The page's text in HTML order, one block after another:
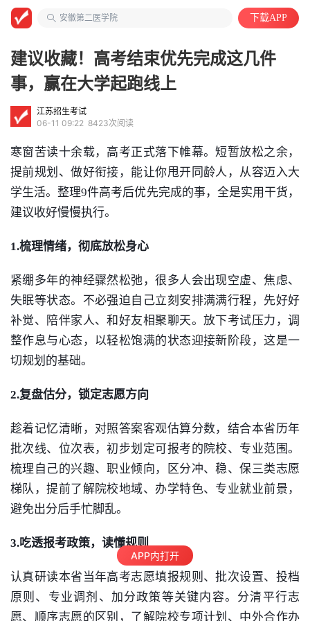
安徽第二医学院
下载APP
建议收藏！高考结束优先完成这几件
事，赢在大学起跑线上
江苏招生考试
06-11 09:22 8423次阅读
寒窗苦读十余载，高考正式落下帷幕。短暂放松之余，
提前规划、做好衔接，能让你甩开同龄人，从容迈入大
学生活。整理9件高考后优先完成的事，全是实用干货，
建议收好慢慢执行。
1.梳理情绪，彻底放松身心
紧绷多年的神经骤然松弛，很多人会出现空虚、焦虑、
失眠等状态。不必强迫自己立刻安排满满行程，先好好
补觉、陪伴家人、和好友相聚聊天。放下考试压力，调
整作息与心态，以轻松饱满的状态迎接新阶段，这是一
切规划的基础。
2.复盘估分，锁定志愿方向
趁着记忆清晰，对照答案客观估算分数，结合本省历年
批次线、位次表，初步划定可报考的院校、专业范围。
梳理自己的兴趣、职业倾向，区分冲、稳、保三类志愿
梯队，提前了解院校地域、办学特色、专业就业前景，
避免出分后手忙脚乱。
3.吃透报考政策，读懂规则
认真研读本省当年高考志愿填报规则、批次设置、投档
原则、专业调剂、加分政策等关键内容。分清平行志
愿、顺序志愿的区别，了解院校专项计划、中外合作办
APP内打开